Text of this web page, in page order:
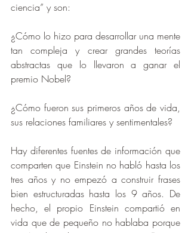
ciencia” y son:
¿Cómo lo hizo para desarrollar una mente
tan compleja y crear grandes teorías
abstractas que lo llevaron a ganar el
premio Nobel?
¿Cómo fueron sus primeros años de vida,
sus relaciones familiares y sentimentales?
Hay diferentes fuentes de información que
comparten que Einstein no habló hasta los
tres años y no empezó a construir frases
bien estructuradas hasta los 9 años. De
hecho, el propio Einstein compartió en
vida que de pequeño no hablaba porque